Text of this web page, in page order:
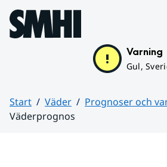
Hoppa till sidans innehåll
Varning
Gul,
Start Väder
Prognoser och
Väderprognos